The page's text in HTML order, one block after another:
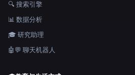
🔍 搜索引擎
📊 数据分析
🎓 研究助理
🤖💬 聊天机器人